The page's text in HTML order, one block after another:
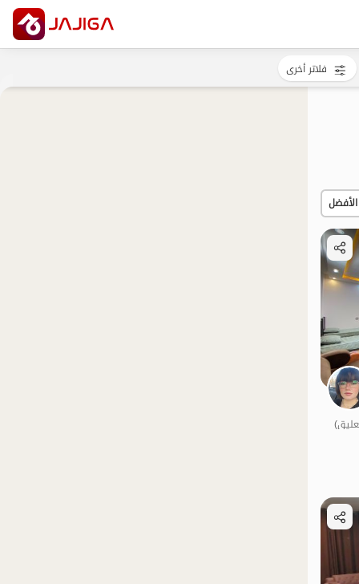
فلاتر أخرى